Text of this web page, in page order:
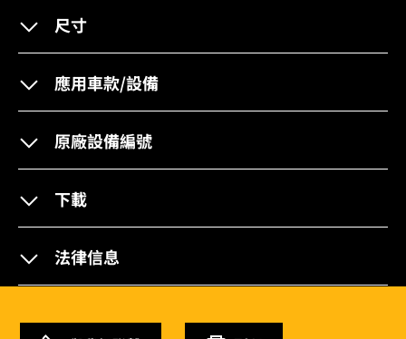
尺寸
應用車款/設備
原廠設備編號
下載
法律信息